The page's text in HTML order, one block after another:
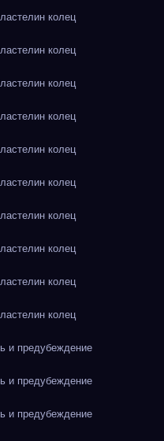
колец
колец
колец
колец
колец
колец
колец
колец
колец
колец
и предубеждение
и предубеждение
и предубеждение